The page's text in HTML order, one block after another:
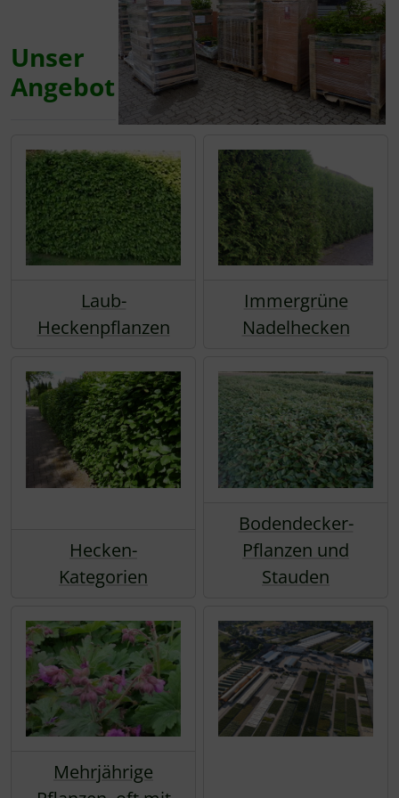
Unser
Angebot
Laub-
Heckenpflanzen
Immergrüne
Nadelhecken
Hecken-
Kategorien
Bodendecker-
Pflanzen und
Stauden
Mehrjährige